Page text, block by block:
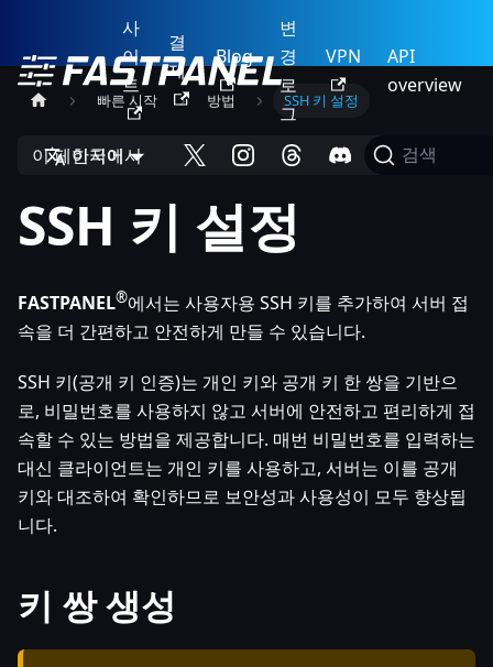
사
이
트
결
제
Blog
변
경
로
그
VPN
API
overview
한국어 검색
빠른 시작 방법 SSH 키 설정
이 페이지에서
SSH 키 설정
FASTPANEL®에서는 사용자용 SSH 키를 추가하여 서버 접
속을 더 간편하고 안전하게 만들 수 있습니다.
SSH 키(공개 키 인증)는 개인 키와 공개 키 한 쌍을 기반으
로, 비밀번호를 사용하지 않고 서버에 안전하고 편리하게 접
속할 수 있는 방법을 제공합니다. 매번 비밀번호를 입력하는
대신 클라이언트는 개인 키를 사용하고, 서버는 이를 공개
키와 대조하여 확인하므로 보안성과 사용성이 모두 향상됩
니다.
키 쌍 생성